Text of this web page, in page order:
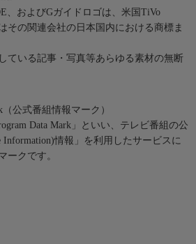
、およびGガイドロゴは、米国TiVo
その関連会社の日本国内における商標ま
ている記事・写真等あらゆる素材の無断
公式番組情報マーク）
Data Mark」といい、テレビ番組の公
Information)情報」を利用したサービスに
ークです。